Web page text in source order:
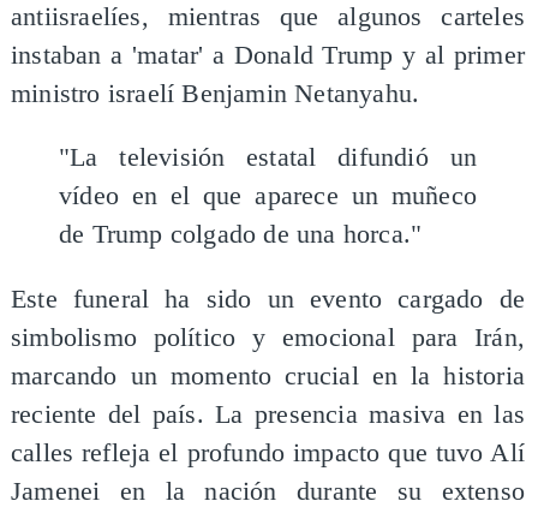
antiisraelíes, mientras que algunos carteles
instaban a 'matar' a Donald Trump y al primer
ministro israelí Benjamin Netanyahu.
"La televisión estatal difundió un
vídeo en el que aparece un muñeco
de Trump colgado de una horca."
Este funeral ha sido un evento cargado de
simbolismo político y emocional para Irán,
marcando un momento crucial en la historia
reciente del país. La presencia masiva en las
calles refleja el profundo impacto que tuvo Alí
Jamenei en la nación durante su extenso